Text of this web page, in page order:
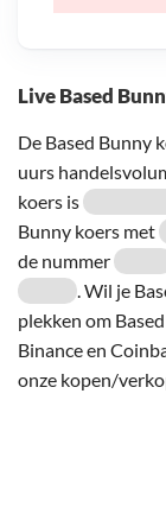
Live Based
De Based Bunny
uurs
koers is
Bunny koers met
de nummer
. Wil je
plekken om
Binance en
onze kopen/